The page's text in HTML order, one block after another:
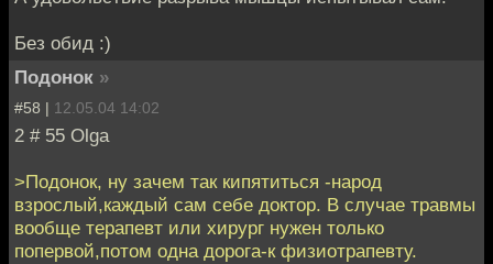
Без обид :)
Подонок »
#58 | 12.05.04 14:02
2 # 55 Olga
>Подонок, ну зачем так кипятиться -народ
взрослый,каждый сам себе доктор. В случае травмы
вообще терапевт или хирург нужен только
попервой,потом одна дорога-к физиотрапевту.